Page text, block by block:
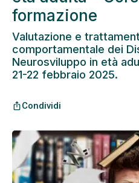
formazione
Valutazione e
comportamentale dei
Neurosviluppo in età
21-22 febbraio 2025.
ios_shareCondividi